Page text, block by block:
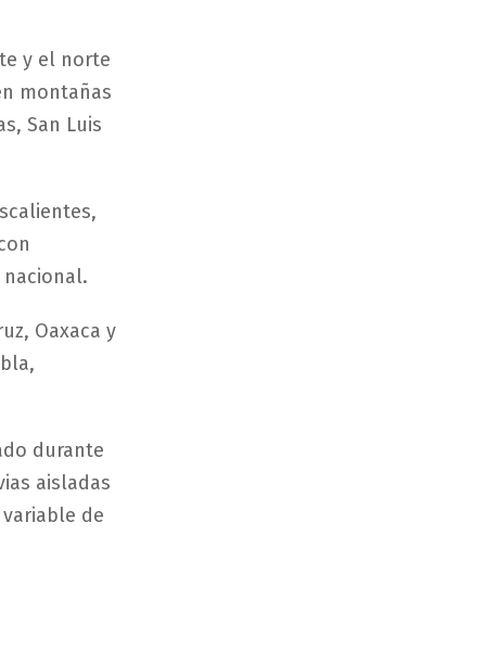
y el norte
montañas
San Luis
Oaxaca y
durante
aisladas
de